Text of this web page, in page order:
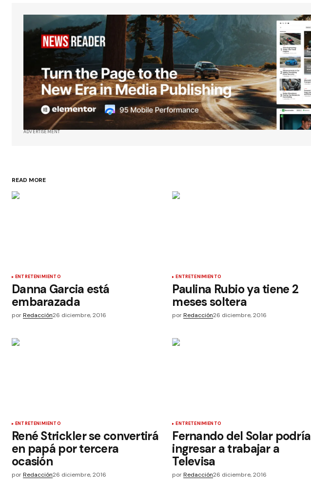
ADVERTISEMENT
READ MORE
ENTRETENIMIENTO
Danna Garcia está
embarazada
porRedacción26 diciembre, 2016
ENTRETENIMIENTO
Paulina Rubio ya tiene 2
meses soltera
por Redacción26 diciembre, 2016
ENTRETENIMIENTO
René Strickler se convertirá
en papá por tercera
ocasión
porRedacción26 diciembre, 2016
ENTRETENIMIENTO
Fernando del Solar podría
ingresar a trabajar a
Televisa
por Redacción26 diciembre, 2016